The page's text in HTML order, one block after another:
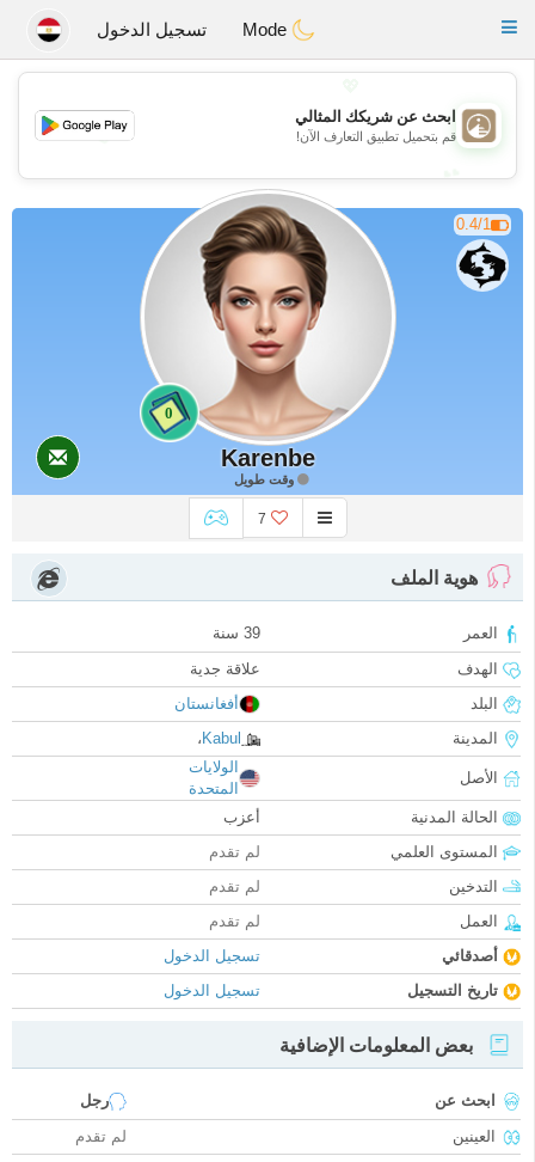
Bahebik
Toggle
تسجيل الدخول
💖
💕
ابحث عن شريكك المثالي
قم بتحميل تطبيق التعارف الآن!
0.4/1
0
Karenbe
وقت طويل
7
هوية الملف
العمر
39 سنة
الهدف
علاقة جدية
البلد
أفغانستان
المدينة
Kabul ،
الأصل
الولايات
المتحدة
الحالة المدنية
أعزب
المستوى العلمي
لم تقدم
التدخين
لم تقدم
العمل
لم تقدم
أصدقائي
تسجيل الدخول
تاريخ التسجيل
تسجيل الدخول
بعض المعلومات الإضافية
ابحث عن
رجل
العينين
لم تقدم